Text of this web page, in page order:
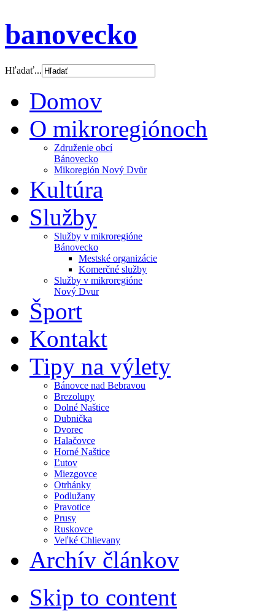
banovecko
Hľadať...
Domov
O mikroregiónoch
Združenie obcí
Bánovecko
Mikoregión Nový Dvůr
Kultúra
Služby
Služby v mikroregióne
Bánovecko
Mestské organizácie
Komerčné služby
Služby v mikroregióne
Nový Dvur
Šport
Kontakt
Tipy na výlety
Bánovce nad Bebravou
Brezolupy
Dolné Naštice
Dubnička
Dvorec
Halačovce
Horné Naštice
Ľutov
Miezgovce
Otrhánky
Podlužany
Pravotice
Prusy
Ruskovce
Veľké Chlievany
Archív článkov
Skip to content